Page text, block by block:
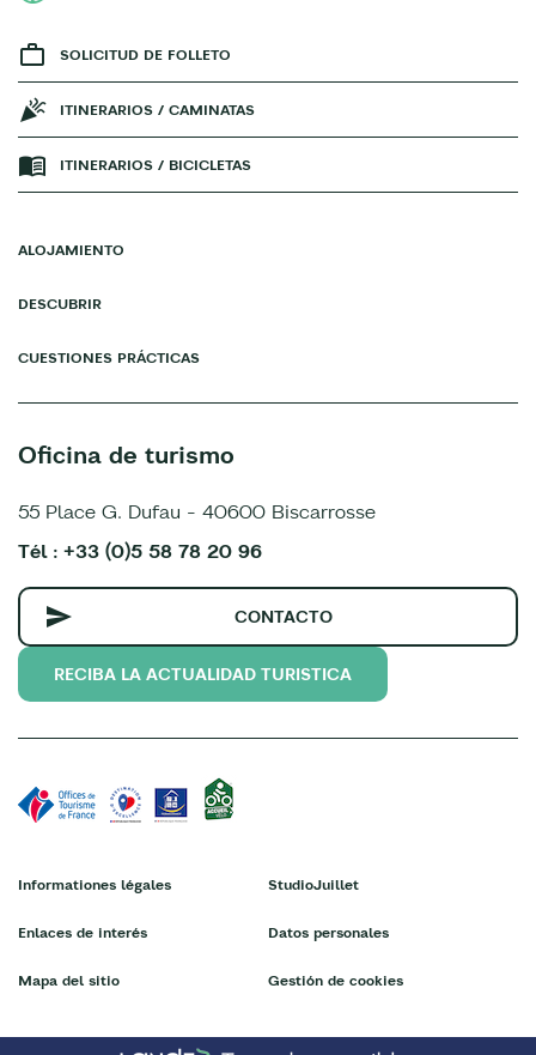
SOLICITUD DE FOLLETO
ITINERARIOS / CAMINATAS
ITINERARIOS / BICICLETAS
ALOJAMIENTO
DESCUBRIR
CUESTIONES PRÁCTICAS
Oficina de turismo
55 Place G. Dufau - 40600 Biscarrosse
Tél : +33 (0)5 58 78 20 96
CONTACTO
RECIBA LA ACTUALIDAD TURISTICA
Informationes légales
Enlaces de interés
Mapa del sitio
StudioJuillet
Datos personales
Gestión de cookies